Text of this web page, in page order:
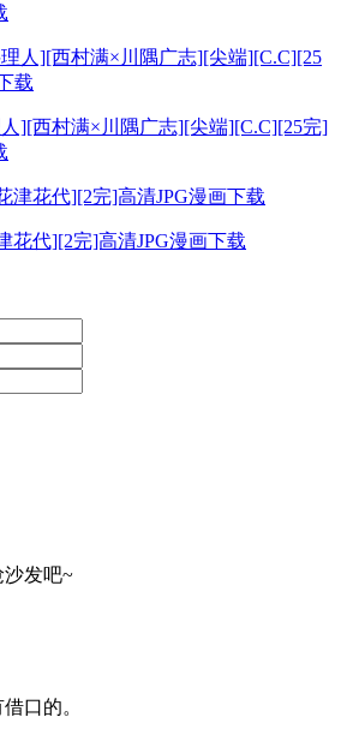
][西村满×川隅广志][尖端][C.C][25完]
花代][2完]高清JPG漫画下载
发吧~
口的。